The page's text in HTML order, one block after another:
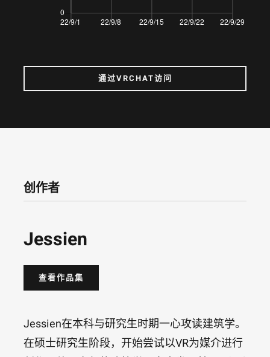
通过VRCHAT访问
创作者
Jessien
查看作品集
Jessien在本科与研究生时期一心攻读建筑学。
在硕士研究生阶段，开始尝试以VR为媒介进行